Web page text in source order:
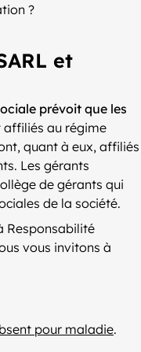
?
et
prévoit que les
affiliés au régime
quant à eux, affiliés
Les gérants
de gérants qui
de la société.
Responsabilité
vous invitons à
pour maladie.